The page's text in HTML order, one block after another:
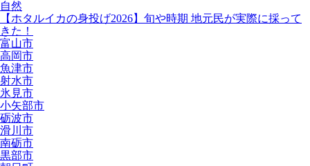
自然
【ホタルイカの身投げ2026】旬や時期 地元民が実際に採って
きた！
富山市
高岡市
魚津市
射水市
氷見市
小矢部市
砺波市
滑川市
南砺市
黒部市